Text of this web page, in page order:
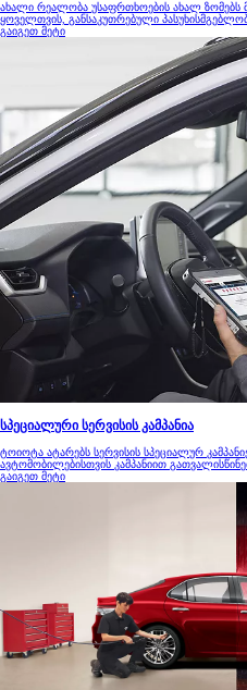
ახალი რეალობა უსაფრთხოების ახალ ზომებს
ყოველთვის, განსაკუთრებული
გაიგეთ მეტი
სპეციალური სერვისის კამპანია
ტოიოტა ატარებს სერვისის სპეციალურ
ავტომობილებისთვის კამპანიით
გაიგეთ მეტი